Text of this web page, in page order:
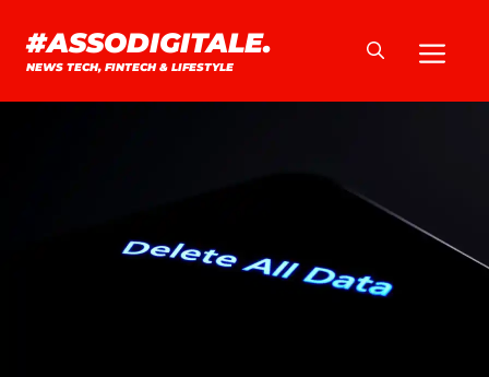
contenuto
#ASSODIGITALE.
NEWS TECH, FINTECH & LIFESTYLE